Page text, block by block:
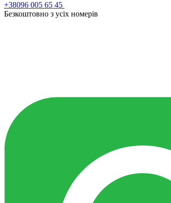
+38096 005 65 45
Безкоштовно з усiх номерiв